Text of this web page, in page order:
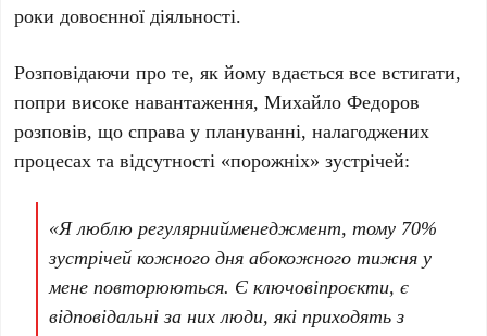
роки довоєнної діяльності.
Розповідаючи про те, як йому вдається все встигати,
попри високе навантаження, Михайло Федоров
розповів, що справа у плануванні, налагоджених
процесах та відсутності «порожніх» зустрічей:
«Я люблю регулярнийменеджмент, тому 70%
зустрічей кожного дняабокожного тижня у
мене повторюються. Єключовіпроєкти, є
відповідальніза них люди, які приходятьз